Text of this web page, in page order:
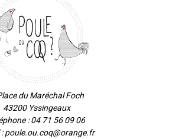
du Maréchal Foch
43200 Yssingeaux
: 04 71 56 09 06
: poule.ou.coq@orange.fr